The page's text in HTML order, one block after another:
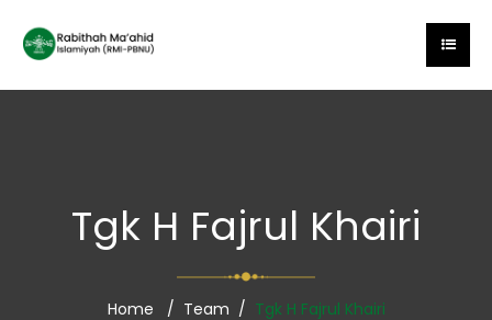
Tgk H Fajrul Khairi
Home Team Tgk H Fajrul Khairi